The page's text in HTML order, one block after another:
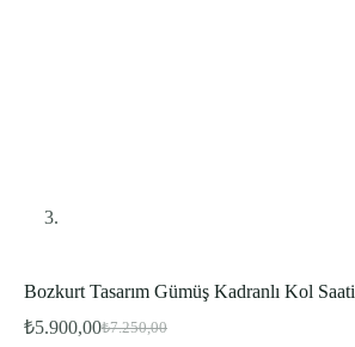
Bozkurt Tasarım Gümüş Kadranlı Kol Saati
₺7.250,00
Orijinal
₺5.900,00Şu